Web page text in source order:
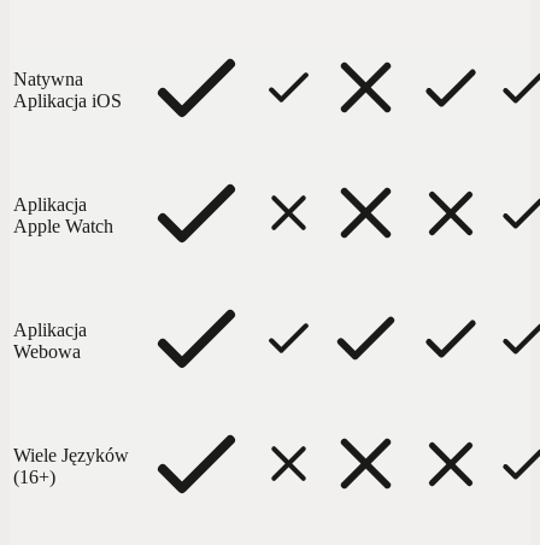
Natywna
Aplikacja iOS
Aplikacja
Apple Watch
Aplikacja
Webowa
Wiele Języków
(16+)